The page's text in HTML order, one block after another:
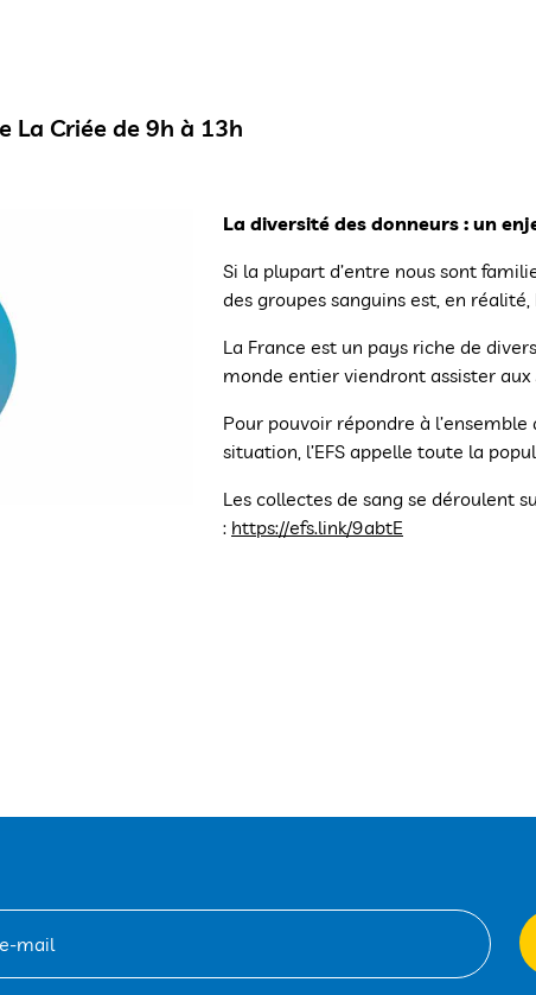
La Criée de 9h à 13h
La diversité des donneurs : un
Si la plupart d’entre nous sont
des groupes sanguins est, en
La France est un pays riche de
monde entier viendront assister aux
Pour pouvoir répondre à
situation, l’EFS appelle toute la
Les collectes de sang se déroulent
: https://efs.link/9abtE